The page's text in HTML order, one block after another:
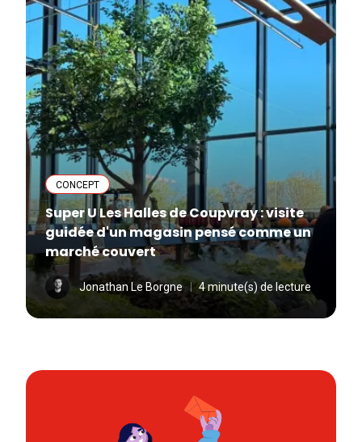
CONCEPT
Super U Les Halles de Coupvray : visite
guidée d'un magasin pensé comme un
marché couvert
Jonathan Le Borgne 4 minute(s) de lecture